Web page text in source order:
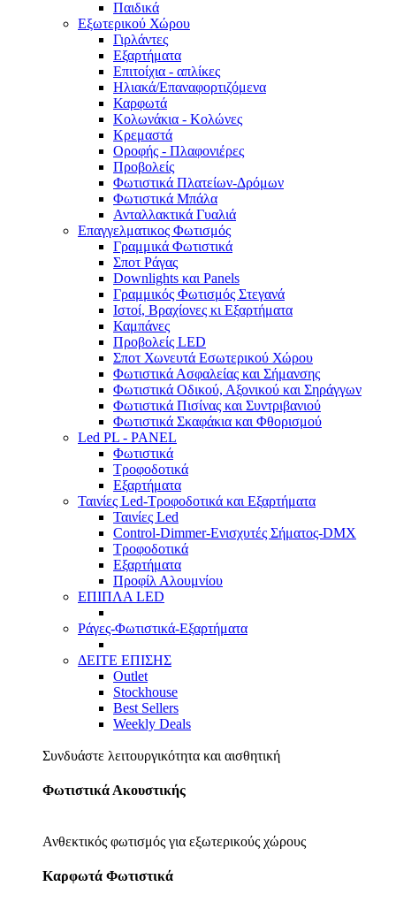
Παιδικά
Εξωτερικού Χώρου
Γιρλάντες
Εξαρτήματα
Επιτοίχια - απλίκες
Ηλιακά/Επαναφορτιζόμενα
Καρφωτά
Κολωνάκια - Κολώνες
Κρεμαστά
Οροφής - Πλαφονιέρες
Προβολείς
Φωτιστικά Πλατείων-Δρόμων
Φωτιστικά Μπάλα
Ανταλλακτικά Γυαλιά
Επαγγελματικος Φωτισμός
Γραμμικά Φωτιστικά
Σποτ Ράγας
Downlights και Panels
Γραμμικός Φωτισμός Στεγανά
Ιστοί, Βραχίονες κι Εξαρτήματα
Καμπάνες
Προβολείς LED
Σποτ Χωνευτά Εσωτερικού Χώρου
Φωτιστικά Ασφαλείας και Σήμανσης
Φωτιστικά Οδικού, Αξονικού και Σηράγγων
Φωτιστικά Πισίνας και Συντριβανιού
Φωτιστικά Σκαφάκια και Φθορισμού
Led PL - PANEL
Φωτιστικά
Τροφοδοτικά
Εξαρτήματα
Ταινίες Led-Τροφοδοτικά και Εξαρτήματα
Ταινίες Led
Control-Dimmer-Ενισχυτές Σήματος-DMX
Τροφοδοτικά
Εξαρτήματα
Προφίλ Αλουμνίου
ΕΠΙΠΛΑ LED
Ράγες-Φωτιστικά-Εξαρτήματα
ΔΕΙΤΕ ΕΠΙΣΗΣ
Outlet
Stockhouse
Best Sellers
Weekly Deals
Συνδυάστε λειτουργικότητα και αισθητική
Φωτιστικά Ακουστικής
Ανθεκτικός φωτισμός για εξωτερικούς χώρους
Καρφωτά Φωτιστικά